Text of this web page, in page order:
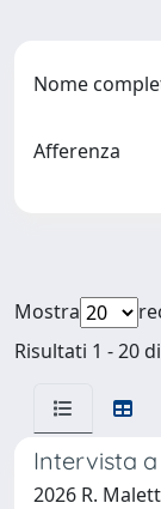
Nome
Afferenza
Mostra
Risultati 1 - 20
Intervista
2026 R.